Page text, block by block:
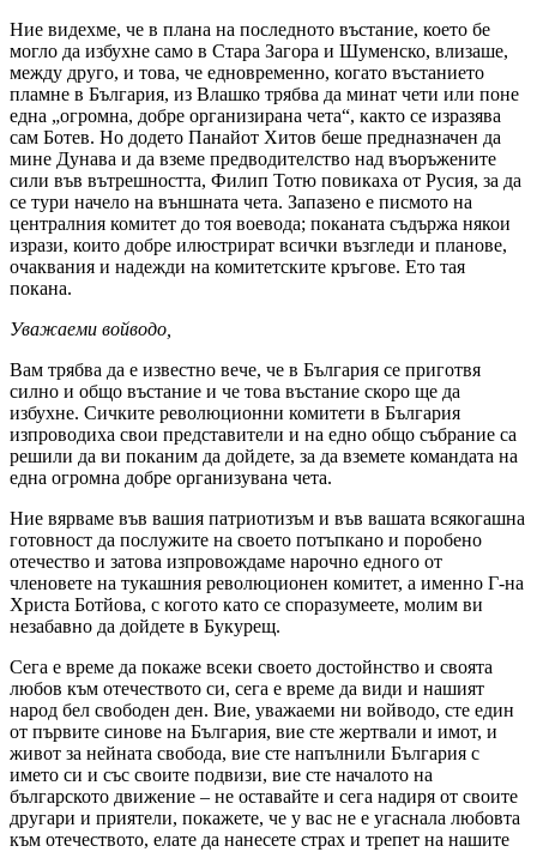
Ние видехме, че в плана на последното въстание, което бе
могло да избухне само в Стара Загора и Шуменско, влизаше,
между друго, и това, че едновременно, когато въстанието
пламне в България, из Влашко трябва да минат чети или поне
една „огромна, добре организирана чета“, както се изразява
сам Ботев. Но додето Панайот Хитов беше предназначен да
мине Дунава и да вземе предводителство над въоръжените
сили във вътрешността, Филип Тотю повикаха от Русия, за да
се тури начело на външната чета. Запазено е писмото на
централния комитет до тоя воевода; поканата съдържа някои
изрази, които добре илюстрират всички възгледи и планове,
очаквания и надежди на комитетските кръгове. Ето тая
покана.
Уважаеми войводо,
Вам трябва да е известно вече, че в България се приготвя
силно и общо въстание и че това въстание скоро ще да
избухне. Сичките революционни комитети в България
изпроводиха свои представители и на едно общо събрание са
решили да ви поканим да дойдете, за да вземете командата на
една огромна добре организувана чета.
Ние вярваме във вашия патриотизъм и във вашата всякогашна
готовност да послужите на своето потъпкано и поробено
отечество и затова изпровождаме нарочно едного от
членовете на тукашния революционен комитет, а именно Г-на
Христа Ботйова, с когото като се споразумеете, молим ви
незабавно да дойдете в Букурещ.
Сега е време да покаже всеки своето достойнство и своята
любов към отечеството си, сега е време да види и нашият
народ бел свободен ден. Вие, уважаеми ни войводо, сте един
от първите синове на България, вие сте жертвали и имот, и
живот за нейната свобода, вие сте напълнили България с
името си и със своите подвизи, вие сте началото на
българското движение – не оставайте и сега надиря от своите
другари и приятели, покажете, че у вас не е угаснала любовта
към отечеството, елате да нанесете страх и трепет на нашите